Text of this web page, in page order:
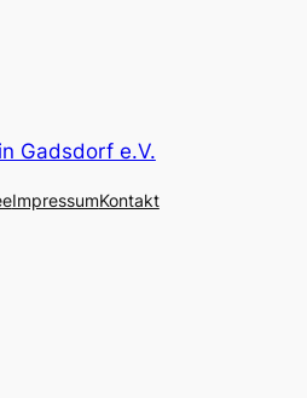
Gadsdorf e.V.
ImpressumKontakt